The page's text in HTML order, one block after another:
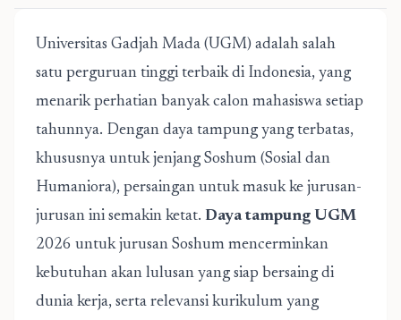
Universitas Gadjah Mada (UGM) adalah salah
satu perguruan tinggi terbaik di Indonesia, yang
menarik perhatian banyak calon mahasiswa setiap
tahunnya. Dengan daya tampung yang terbatas,
khususnya untuk jenjang Soshum (Sosial dan
Humaniora), persaingan untuk masuk ke jurusan-
jurusan ini semakin ketat. Daya tampung UGM
2026 untuk jurusan Soshum mencerminkan
kebutuhan akan lulusan yang siap bersaing di
dunia kerja, serta relevansi kurikulum yang